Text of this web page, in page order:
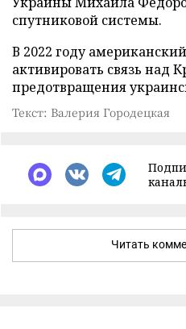
спутниковой системы.
В 2022 году
активировать связь над
предотвращения
Текст: Валерия Городецкая
Читать